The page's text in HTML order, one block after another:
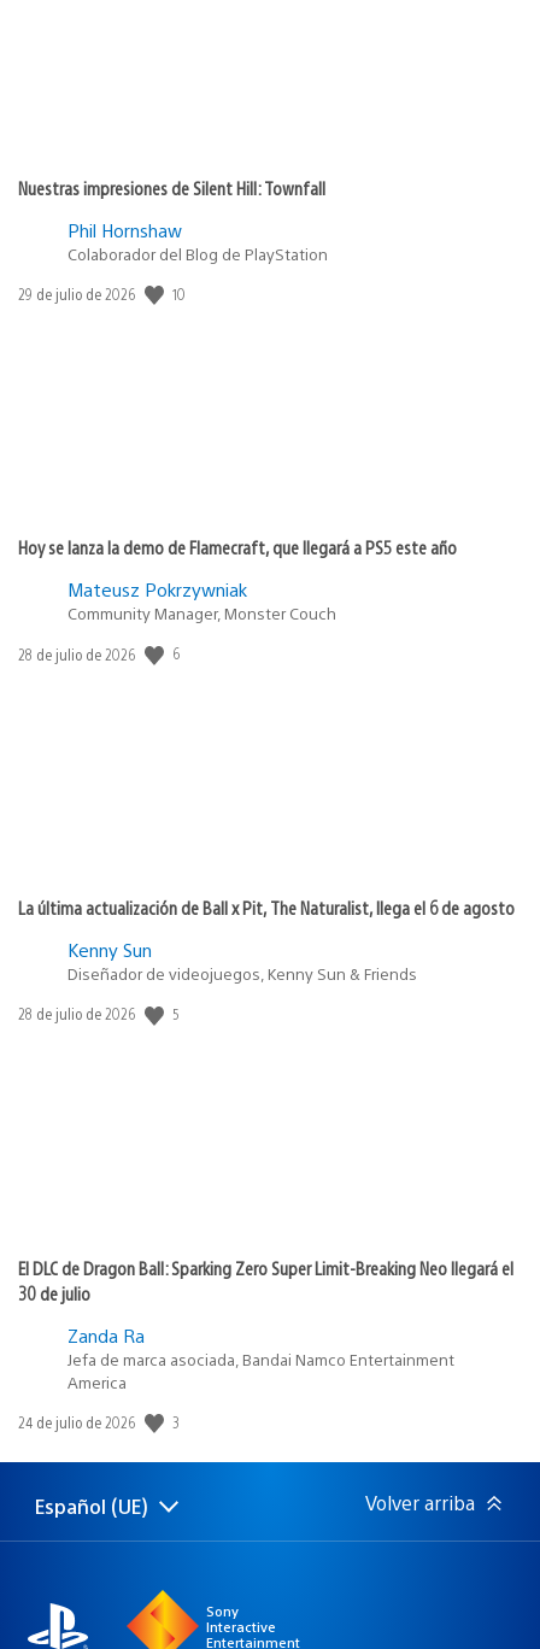
Nuestras impresiones de Silent Hill: Townfall
Phil Hornshaw
Colaborador del Blog de PlayStation
Fecha
29 de julio de 2026 10
Hoy se lanza la demo de Flamecraft, que llegará a PS5 este año
Mateusz Pokrzywniak
Community Manager, Monster Couch
Fecha
28 de julio de 2026 6
La última actualización de Ball x Pit, The Naturalist, llega el 6 de agosto
Kenny Sun
Diseñador de videojuegos, Kenny Sun & Friends
Fecha
28 de julio de 2026 5
El DLC de Dragon Ball: Sparking Zero Super Limit-Breaking Neo llegará el
30 de julio
Zanda Ra
Jefa de marca asociada, Bandai Namco Entertainment
America
Fecha
publicación:
24 de julio de 2026 3
Selecciona
una
Región
actual:
Español (UE) Volver arriba
Sony
Interactive
Entertainment